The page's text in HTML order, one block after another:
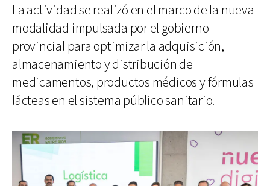
La actividad se realizó en el marco de la nueva
modalidad impulsada por el gobierno
provincial para optimizar la adquisición,
almacenamiento y distribución de
medicamentos, productos médicos y fórmulas
lácteas en el sistema público sanitario.